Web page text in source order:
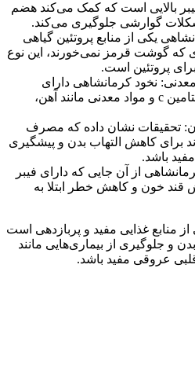
بالایی است که کمک می‌کند هضم
گوارشی جلوگیری می‌کند.
یکی از منابع پروتئین گیاهی
که گوشت قرمز نمی‌خورند، این نوع
پروتئین است.
معدنی: نخود کرمانشاهی دارای
ویتامین‌های گروه ب، ویتامین c و مواد معدنی مانند آهن،
تحقیقات نشان داده که مصرف
برای کاهش التهاب بدن و پیشگیری
باشد.
از آن جایی که دارای فیبر
قند خون و کاهش خطر ابتلا به
از منابع غذایی مفید و پربازدهی است
و جلوگیری از بیماری‌هایی مانند
عروقی مفید باشد.